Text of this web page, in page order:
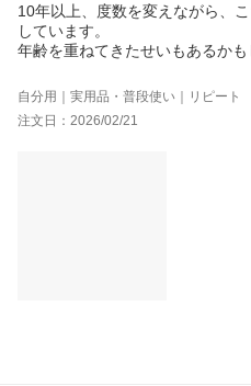
10年以上、度数を変えながら、
しています。
年齢を重ねてきたせいもあるかも
なってきて、長時間（平均13時
りました。
自分用｜実用品・普段使い｜リピート
注文日：2026/02/21